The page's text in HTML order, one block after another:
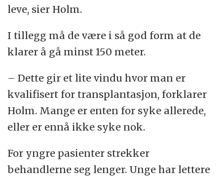
leve, sier Holm.
I tillegg må de være i så god form at de
klarer å gå minst 150 meter.
– Dette gir et lite vindu hvor man er
kvalifisert for transplantasjon, forklarer
Holm. Mange er enten for syke allerede,
eller er ennå ikke syke nok.
For yngre pasienter strekker
behandlerne seg lenger. Unge har lettere